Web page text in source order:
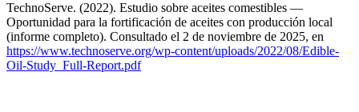
TechnoServe. (2022). Estudio sobre aceites comestibles —
Oportunidad para la fortificación de aceites con producción local
(informe completo). Consultado el 2 de noviembre de 2025, en
https://www.technoserve.org/wp-content/uploads/2022/08/Edible-
Oil-Study_Full-Report.pdf